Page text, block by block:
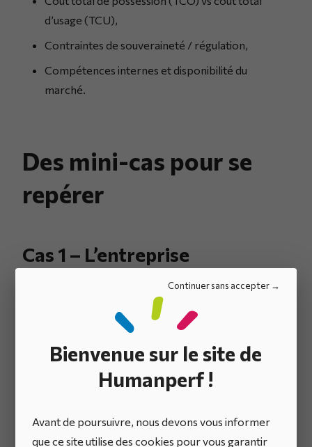
Continuer sans accepter
Bienvenue sur le site de
Humanperf !
Avant de poursuivre, nous devons vous informer
que ce site utilise des cookies pour vous garantir
d’usage (TCU),
Contraintes de souveraineté / régulation,
Compétences internes et disponibilité du
marché.
Des mini-cas pour se
repérer
Cas 1 – L’entreprise
industrielle qui modernise son
outil de production
: Une entreprise de fabrication
d’équipements électriques souhaite moderniser une
ligne de production vieille de 15 ans.